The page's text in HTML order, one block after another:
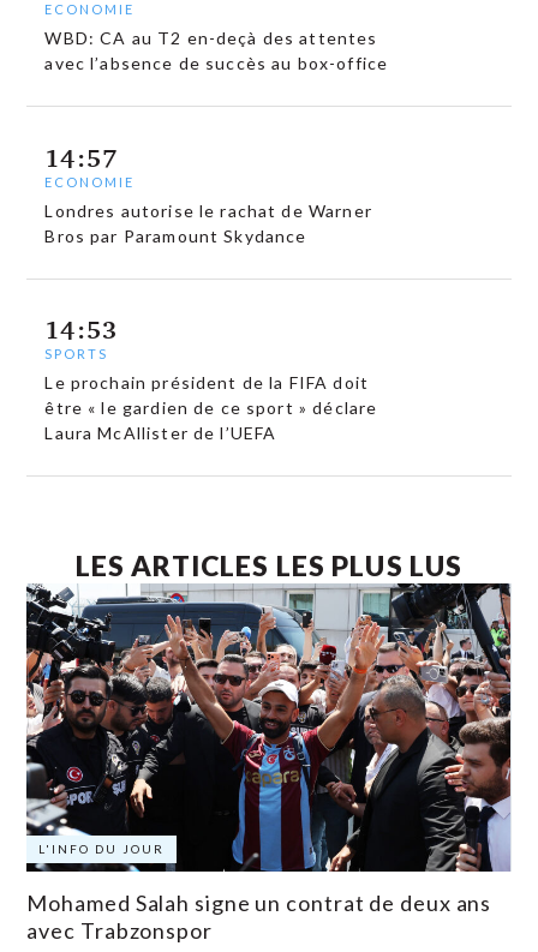
ECONOMIE
WBD: CA au T2 en-deçà des attentes
avec l’absence de succès au box-office
14:57
ECONOMIE
Londres autorise le rachat de Warner
Bros par Paramount Skydance
14:53
SPORTS
Le prochain président de la FIFA doit
être « le gardien de ce sport » déclare
Laura McAllister de l’UEFA
LES ARTICLES LES PLUS LUS
L'INFO DU JOUR
Mohamed Salah signe un contrat de deux ans
avec Trabzonspor